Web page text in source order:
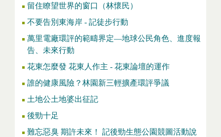
留住瞭望世界的窗口（林懷民）
不要告別東海岸 - 記徒步行動
萬里電廠環評的範疇界定—地球公民角色、進度報
告、未來行動
花東怎麼發 花東人作主 - 花東論壇的運作
誰的健康風險？林園新三輕擴產環評爭議
土地公土地婆出征記
後勁十足
難忘惡臭 期許未來！ 記後勁生態公園競圖活動說